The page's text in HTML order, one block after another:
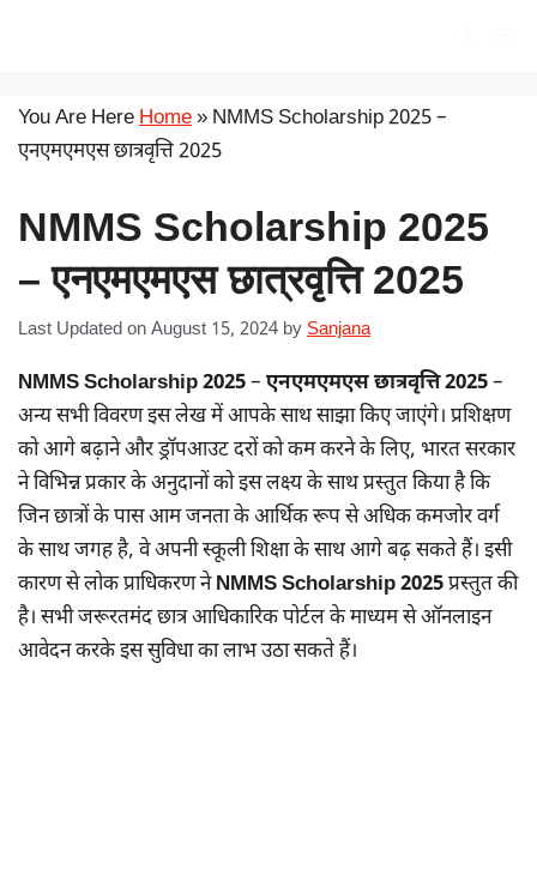
You Are HereHome» NMMS Scholarship 2025 –
एनएमएमएस छात्रवृत्ति 2025
NMMS Scholarship 2025
– एनएमएमएस छात्रवृत्ति 2025
Last Updated on August 15, 2024 by Sanjana
NMMS Scholarship 2025– एनएमएमएस छात्रवृत्ति 2025–
अन्य सभी विवरण इस लेख में आपके साथ साझा किए जाएंगे। प्रशिक्षण
को आगे बढ़ाने और ड्रॉपआउट दरों को कम करने के लिए, भारत सरकार
ने विभिन्न प्रकार के अनुदानों को इस लक्ष्य के साथ प्रस्तुत किया है कि
जिन छात्रों के पास आम जनता के आर्थिक रूप से अधिक कमजोर वर्ग
के साथ जगह है, वे अपनी स्कूली शिक्षा के साथ आगे बढ़ सकते हैं। इसी
कारण से लोक प्राधिकरण नेNMMS Scholarship 2025प्रस्तुत की
है। सभी जरूरतमंद छात्र आधिकारिक पोर्टल के माध्यम से ऑनलाइन
आवेदन करके इस सुविधा का लाभ उठा सकते हैं।